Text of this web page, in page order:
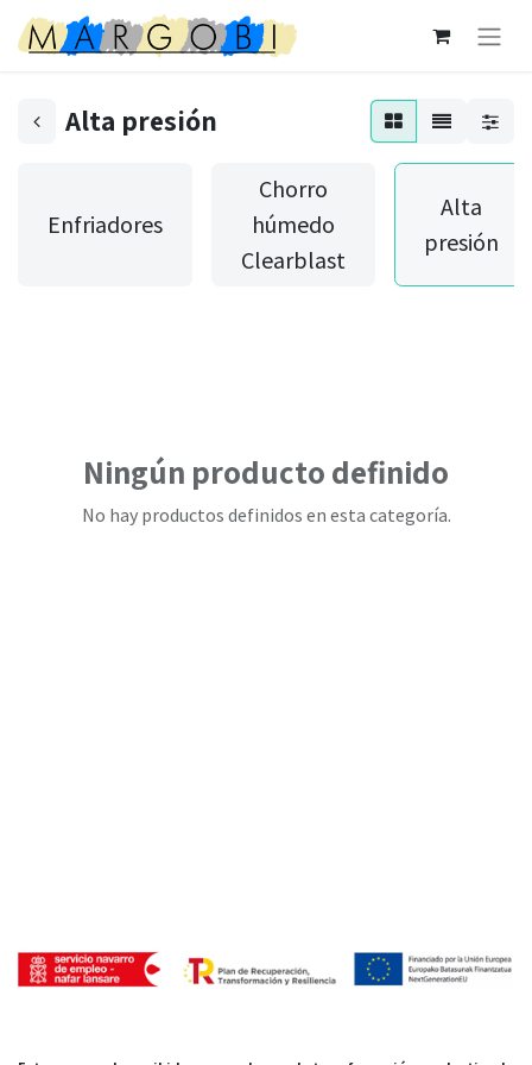
Alta presión
Enfriadores
Chorro
húmedo
Clearblast
Alta
presión
Ningún producto definido
No hay productos definidos en esta categoría.